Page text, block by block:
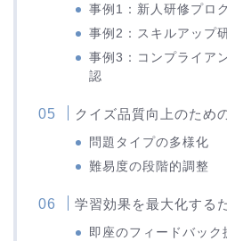
事例1：新人研修プロ
事例2：スキルアップ
事例3：コンプライア
認
クイズ品質向上のため
問題タイプの多様化
難易度の段階的調整
学習効果を最大化する
即座のフィードバック